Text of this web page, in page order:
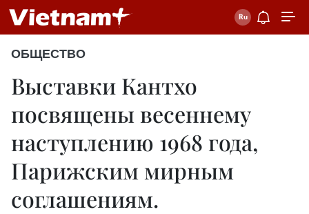
ОБЩЕСТВО
Выставки Кантхо
посвящены весеннему
наступлению 1968 года,
Парижским мирным
соглашениям.